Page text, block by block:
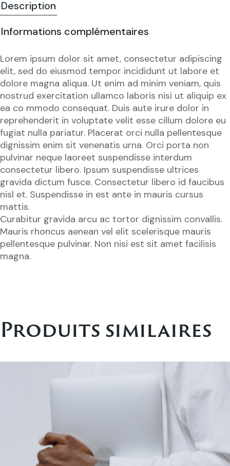
Description
Informations complémentaires
Lorem ipsum dolor sit amet, consectetur adipiscing
elit, sed do eiusmod tempor incididunt ut labore et
dolore magna aliqua. Ut enim ad minim veniam, quis
nostrud exercitation ullamco laboris nisi ut aliquip ex
ea co mmodo consequat. Duis aute irure dolor in
reprehenderit in voluptate velit esse cillum dolore eu
fugiat nulla pariatur. Placerat orci nulla pellentesque
dignissim enim sit venenatis urna. Orci porta non
pulvinar neque laoreet suspendisse interdum
consectetur libero. Ipsum suspendisse ultrices
gravida dictum fusce. Consectetur libero id faucibus
nisl et. Suspendisse in est ante in mauris cursus
mattis.
Curabitur gravida arcu ac tortor dignissim convallis.
Mauris rhoncus aenean vel elit scelerisque mauris
pellentesque pulvinar. Non nisi est sit amet facilisis
magna.
Produits similaires